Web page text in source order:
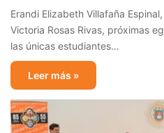
Erandi Elizabeth Villafaña
Victoria Rosas Rivas, próximas
las únicas estudiantes…
Leer más »